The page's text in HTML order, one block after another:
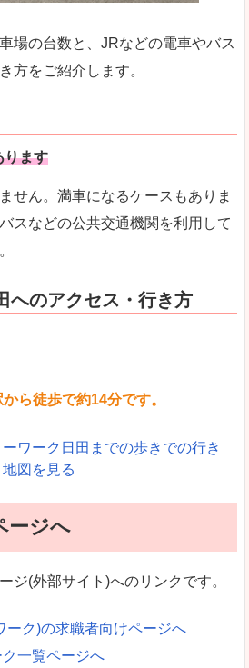
場の台数と、JRなどの電車やバス
方をご紹介します。
ります
せん。満車になるケースもありま
スなどの公共交通機関を利用して
へのアクセス・行き方
ら徒歩で約14分です。
ーワーク日田までの歩きでの行き
図を見る
ージへ
ジ(外部サイト)へのリンクです。
ーク)の求職者向けページへ
一覧ページへ